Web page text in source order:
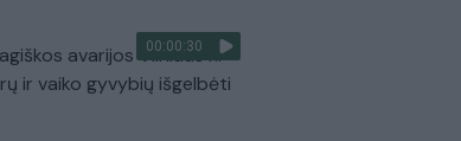
00:00:30
avarijos Vilniaus r.:
ir vaiko gyvybių išgelbėti